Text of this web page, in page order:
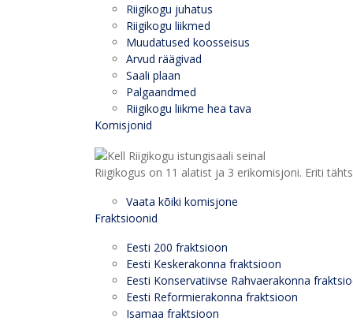
Riigikogu juhatus
Riigikogu liikmed
Muudatused koosseisus
Arvud räägivad
Saali plaan
Palgaandmed
Riigikogu liikme hea tava
Komisjonid
Riigikogus on 11 alatist ja 3 erikomisjoni. Eriti
Vaata kõiki komisjone
Fraktsioonid
Eesti 200 fraktsioon
Eesti Keskerakonna fraktsioon
Eesti Konservatiivse Rahvaerakonna
Eesti Reformierakonna fraktsioon
Isamaa fraktsioon